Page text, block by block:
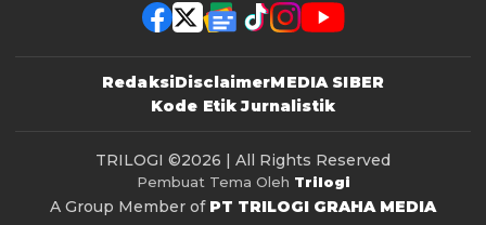
RedaksiDisclaimerMEDIA SIBER
Kode Etik Jurnalistik
TRILOGI ©2026 | All Rights Reserved
Pembuat Tema Oleh Trilogi
A Group Member of PT TRILOGI GRAHA MEDIA